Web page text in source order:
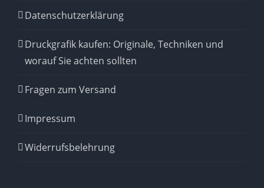
Datenschutzerklärung
Druckgrafik kaufen: Originale, Techniken und
worauf Sie achten sollten
Fragen zum Versand
Impressum
Widerrufsbelehrung